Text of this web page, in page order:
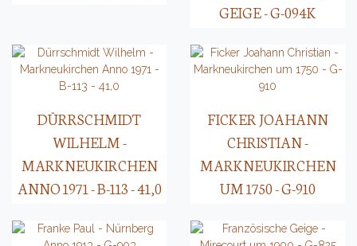
GEIGE - G-094K
DÜRRSCHMIDT
WILHELM -
MARKNEUKIRCHEN
ANNO 1971 - B-113 - 41,0
FICKER JOAHANN
CHRISTIAN -
MARKNEUKIRCHEN
UM 1750 - G-910